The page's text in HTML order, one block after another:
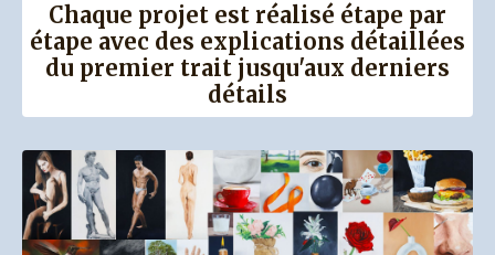
Chaque projet est réalisé étape par
étape avec des explications détaillées
du premier trait jusqu'aux derniers
détails